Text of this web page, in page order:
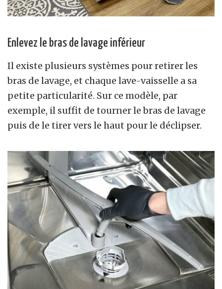
Enlevez le bras de lavage inférieur
Il existe plusieurs systèmes pour retirer les
bras de lavage, et chaque lave-vaisselle a sa
petite particularité. Sur ce modèle, par
exemple, il suffit de tourner le bras de lavage
puis de le tirer vers le haut pour le déclipser.